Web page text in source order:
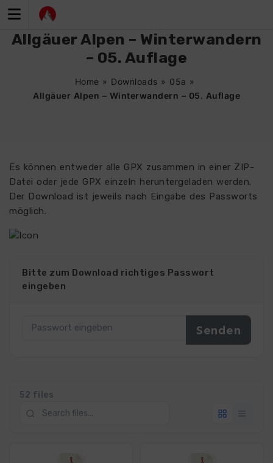
Inhalt
Allgäuer Alpen – Winterwandern
– 05. Auflage
Home » Downloads » 05a »
Allgäuer Alpen – Winterwandern – 05. Auflage
Es können entweder alle GPX zusammen in einer ZIP-
Datei oder jede GPX einzeln heruntergeladen werden.
Der Download ist jeweils nach Eingabe des Passworts
möglich.
Bitte zum Download richtiges Passwort
eingeben
52 files